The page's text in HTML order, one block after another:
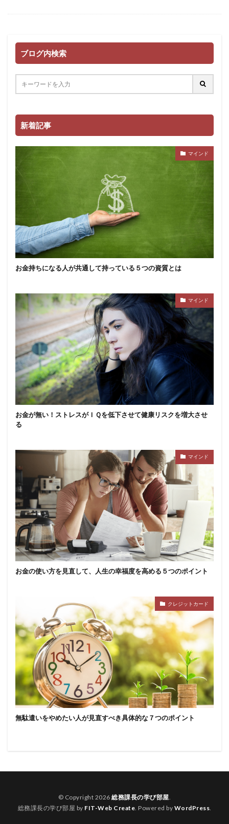
ブログ内検索
新着記事
マインド
お金持ちになる人が共通して持っている５つの資質とは
マインド
お金が無い！ストレスがＩＱを低下させて健康リスクを増大させ
る
マインド
お金の使い方を見直して、人生の幸福度を高める５つのポイント
クレジットカード
無駄遣いをやめたい人が見直すべき具体的な７つのポイント
© Copyright 2026総務課長の学び部屋.
総務課長の学び部屋 by FIT-Web Create. Powered by WordPress.